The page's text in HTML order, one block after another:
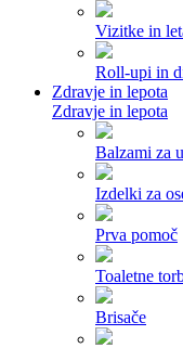
Vizitke in
Roll-upi in
Zdravje in lepota
Zdravje in lepota
Balzami za
Izdelki za
Prva pomoč
Toaletne
Brisače